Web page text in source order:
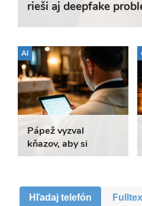
rieši aj deepfake
AI
Pápež vyzval
kňazov, aby si
nepísali kázne cez
Vyhľadávanie
Hľadaj telefón